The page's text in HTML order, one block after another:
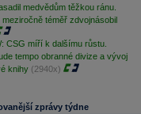
medvědům těžkou ránu.
téměř zdvojnásobil
CSG míří k dalšímu růstu.
tempo obranné divize a vývoj
knihy (2940x)
zprávy týdne